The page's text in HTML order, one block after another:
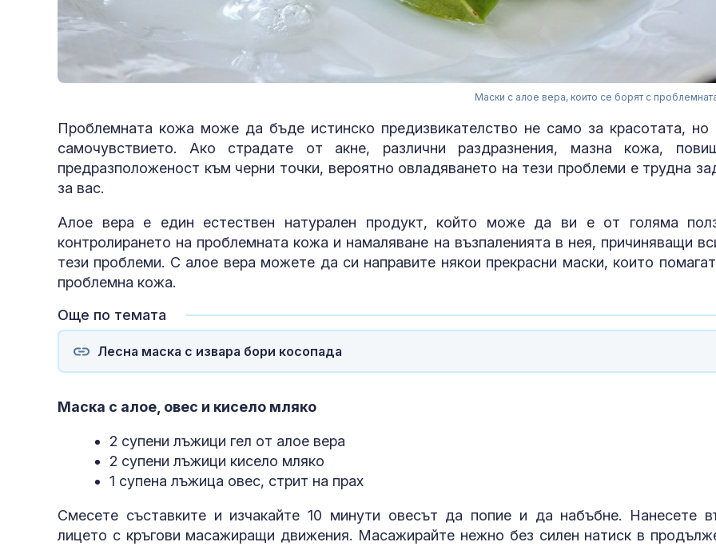
Маски с алое вера, които се борят с
Проблемната кожа може да бъде истинско предизвикателство не само за красотата, но
самочувствието. Ако страдате от акне, различни раздразнения, мазна кожа,
предразположеност към черни точки, вероятно овладяването на тези проблеми е трудна
за вас.
Алое вера е един естествен натурален продукт, който може да ви е от голяма
контролирането на проблемната кожа и намаляване на възпаленията в нея, причиняващи
тези проблеми. С алое вера можете да си направите някои прекрасни маски, които
проблемна кожа.
Още по темата
Лесна маска с извара бори косопада
Маска с алое, овес и кисело мляко
2 супени лъжици гел от алое вера
2 супени лъжици кисело мляко
1 супена лъжица овес, стрит на прах
Смесете съставките и изчакайте 10 минути овесът да попие и да набъбне. Нанесете
лицето с кръгови масажиращи движения. Масажирайте нежно без силен натиск в
подсказват:
готви за